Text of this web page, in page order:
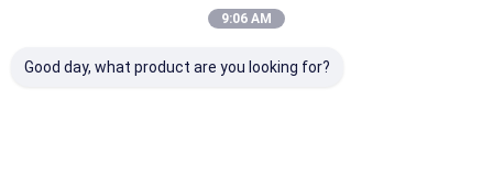
9:06 AM
Good day, what product are you looking for?